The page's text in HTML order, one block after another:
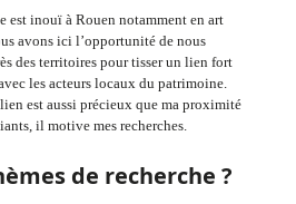
est inouï à Rouen notamment en art
avons ici l’opportunité de nous
des territoires pour tisser un lien fort
les acteurs locaux du patrimoine.
est aussi précieux que ma proximité
il motive mes recherches.
de recherche ?